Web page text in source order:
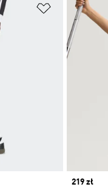
Dodaj do
Price
219 zł